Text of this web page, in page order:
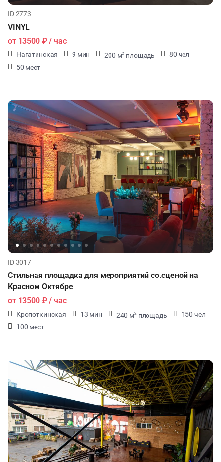
ID 2773
VINYL
от 13500 ₽/ час
Нагатинская 9 мин 200 м2 площадь
80 чел
50 мест
ID 3017
Стильная площадка для мероприятий со.сценой на
Красном Октябре
от 13500 ₽/ час
Кропоткинская 13 мин 240 м2 площадь
150 чел
100 мест